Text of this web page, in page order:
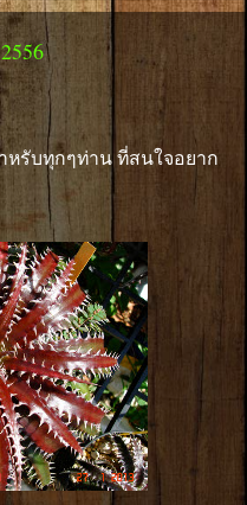
รับทุกๆท่าน ที่สนใจอยาก